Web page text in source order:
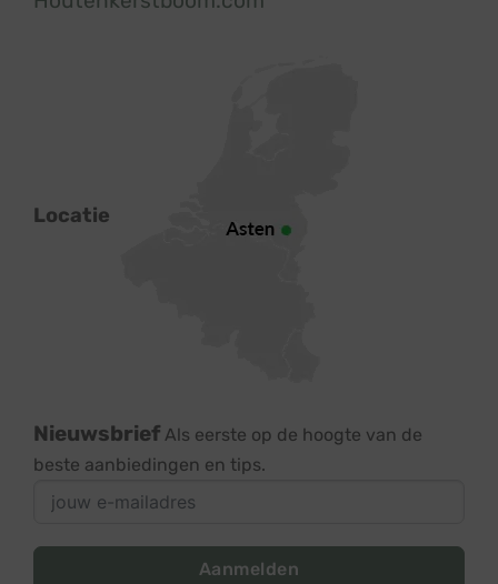
Locatie
Nieuwsbrief Als eerste op de hoogte van de
beste aanbiedingen en tips.
Aanmelden